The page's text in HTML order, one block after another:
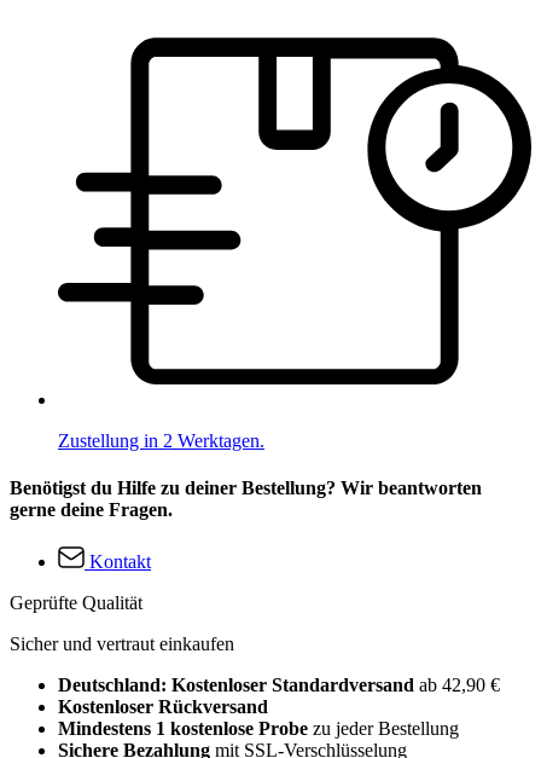
Zustellung in 2 Werktagen.
Benötigst du Hilfe zu deiner Bestellung? Wir beantworten
gerne deine Fragen.
Kontakt
Geprüfte Qualität
Sicher und vertraut einkaufen
Deutschland: Kostenloser Standardversand ab 42,90 €
Kostenloser Rückversand
Mindestens 1 kostenlose Probe zu jeder Bestellung
Sichere Bezahlung mit SSL-Verschlüsselung